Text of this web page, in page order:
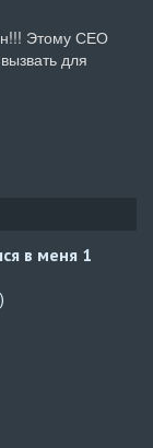
Этому СЕО
для
в меня 1